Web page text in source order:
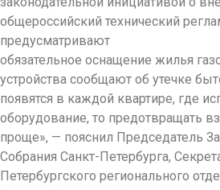
общероссийский технический
предусматривают
обязательное оснащение жилья
устройства сообщают об утечке
появятся в каждой квартире, где
оборудование, то предотвращать
проще», — пояснил Председатель
Собрания Санкт-Петербурга,
Петербургского регионального